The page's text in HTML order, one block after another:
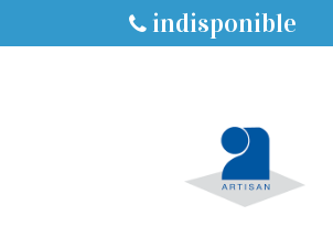
indisponible